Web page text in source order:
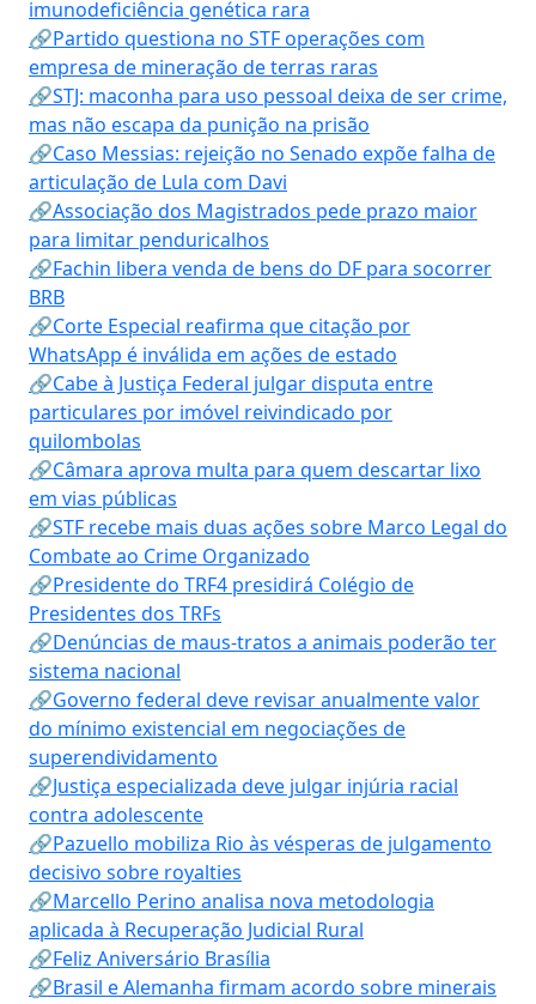
imunodeficiência genética rara
🔗Partido questiona no STF operações com
empresa de mineração de terras raras
🔗STJ: maconha para uso pessoal deixa de ser crime,
mas não escapa da punição na prisão
🔗Caso Messias: rejeição no Senado expõe falha de
articulação de Lula com Davi
🔗Associação dos Magistrados pede prazo maior
para limitar penduricalhos
🔗Fachin libera venda de bens do DF para socorrer
BRB
🔗Corte Especial reafirma que citação por
WhatsApp é inválida em ações de estado
🔗Cabe à Justiça Federal julgar disputa entre
particulares por imóvel reivindicado por
quilombolas
🔗Câmara aprova multa para quem descartar lixo
em vias públicas
🔗STF recebe mais duas ações sobre Marco Legal do
Combate ao Crime Organizado
🔗Presidente do TRF4 presidirá Colégio de
Presidentes dos TRFs
🔗Denúncias de maus-tratos a animais poderão ter
sistema nacional
🔗Governo federal deve revisar anualmente valor
do mínimo existencial em negociações de
superendividamento
🔗Justiça especializada deve julgar injúria racial
contra adolescente
🔗Pazuello mobiliza Rio às vésperas de julgamento
decisivo sobre royalties
🔗Marcello Perino analisa nova metodologia
aplicada à Recuperação Judicial Rural
🔗Feliz Aniversário Brasília
🔗Brasil e Alemanha firmam acordo sobre minerais